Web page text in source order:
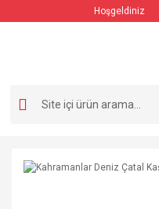
Hoşgeldiniz